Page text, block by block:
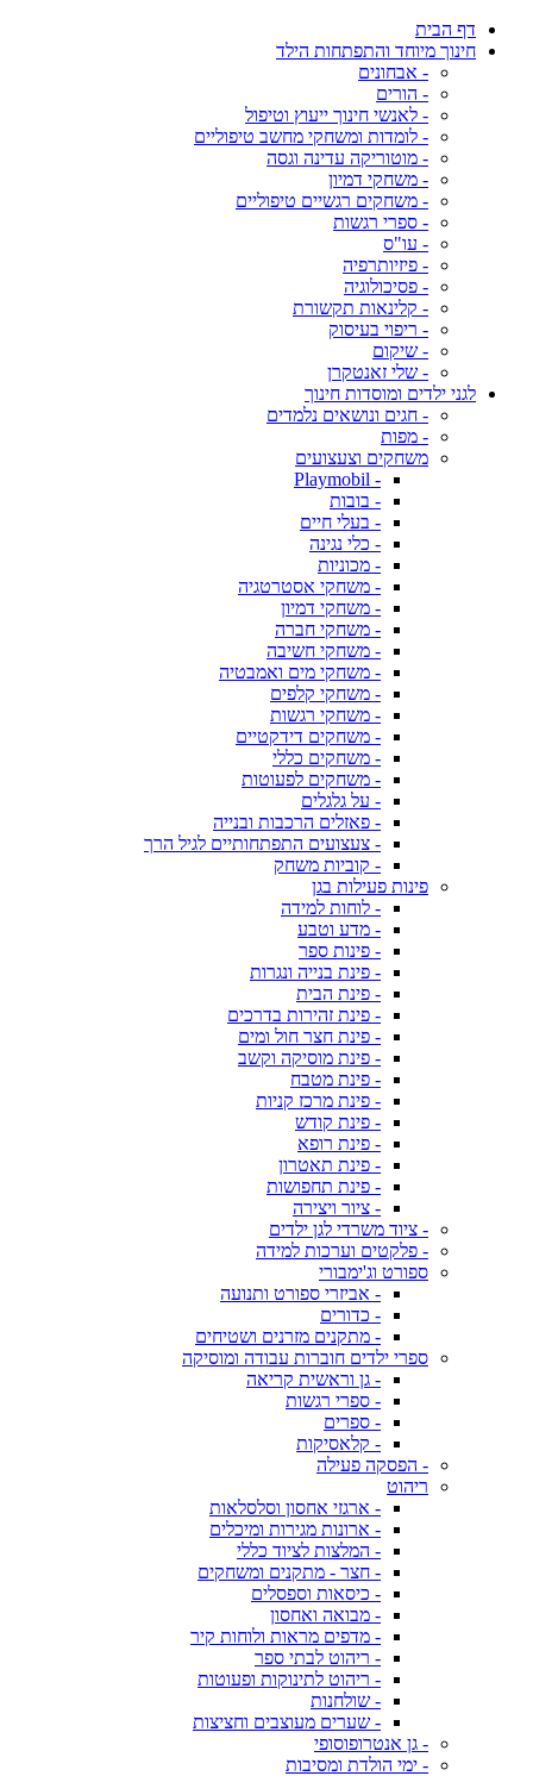
דף הבית
חינוך מיוחד והתפתחות הילד
- אבחונים
- הורים
- לאנשי חינוך ייעוץ וטיפול
- לומדות ומשחקי מחשב טיפוליים
- מוטוריקה עדינה וגסה
- משחקי דמיון
- משחקים רגשיים טיפוליים
- ספרי רגשות
- עו"ס
- פיזיותרפיה
- פסיכולוגיה
- קלינאות תקשורת
- ריפוי בעיסוק
- שיקום
- שלי זאנטקרן
לגני ילדים ומוסדות חינוך
- חגים ונושאים נלמדים
- מפות
משחקים וצעצועים
- Playmobil
- בובות
- בעלי חיים
- כלי נגינה
- מכוניות
- משחקי אסטרטגיה
- משחקי דמיון
- משחקי חברה
- משחקי חשיבה
- משחקי מים ואמבטיה
- משחקי קלפים
- משחקי רגשות
- משחקים דידקטיים
- משחקים כללי
- משחקים לפעוטות
- על גלגלים
- פאזלים הרכבות ובנייה
- צעצועים התפתחותיים לגיל הרך
- קוביות משחק
פינות פעילות בגן
- לוחות למידה
- מדע וטבע
- פינות ספר
- פינת בנייה ונגרות
- פינת הבית
- פינת זהירות בדרכים
- פינת חצר חול ומים
- פינת מוסיקה וקשב
- פינת מטבח
- פינת מרכז קניות
- פינת קודש
- פינת רופא
- פינת תאטרון
- פינת תחפושות
- ציור ויצירה
- ציוד משרדי לגן ילדים
- פלקטים וערכות למידה
ספורט וג'ימבורי
- אביזרי ספורט ותנועה
- כדורים
- מתקנים מזרנים ושטיחים
ספרי ילדים חוברות עבודה ומוסיקה
- גן וראשית קריאה
- ספרי רגשות
- ספרים
- קלאסיקות
- הפסקה פעילה
ריהוט
- ארגזי אחסון וסלסלאות
- ארונות מגירות ומיכלים
- המלצות לציוד כללי
- חצר - מתקנים ומשחקים
- כיסאות וספסלים
- מבואה ואחסון
- מדפים מראות ולוחות קיר
- ריהוט לבתי ספר
- ריהוט לתינוקות ופעוטות
- שולחנות
- שערים מעוצבים וחציצות
- גן אנטרופוסופי
- ימי הולדת ומסיבות